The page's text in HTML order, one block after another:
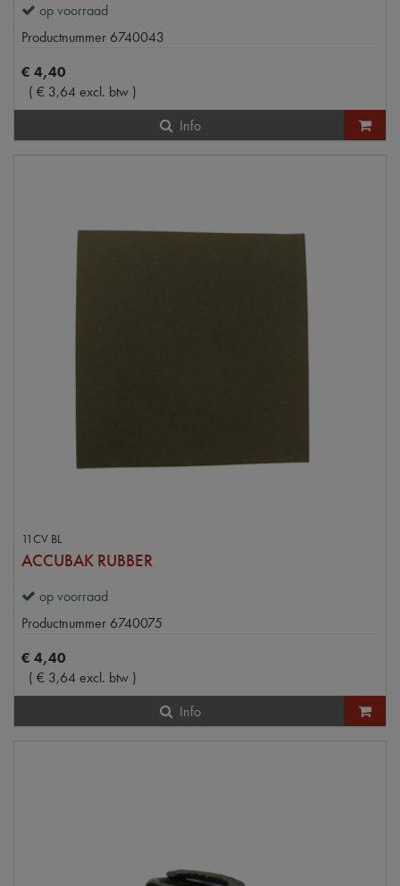
op voorraad
Productnummer 6740043
€ 4,40
( € 3,64excl. btw )
Info
11CV BL
ACCUBAK RUBBER
op voorraad
Productnummer 6740075
€ 4,40
( € 3,64excl. btw )
Info